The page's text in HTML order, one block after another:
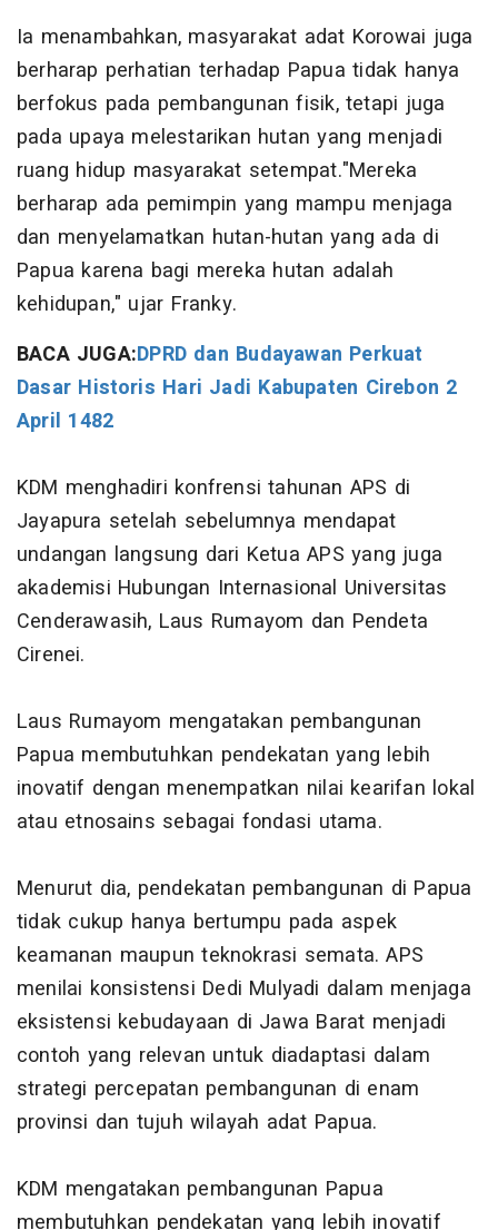
Ia menambahkan, masyarakat adat Korowai juga
berharap perhatian terhadap Papua tidak hanya
berfokus pada pembangunan fisik, tetapi juga
pada upaya melestarikan hutan yang menjadi
ruang hidup masyarakat setempat."Mereka
berharap ada pemimpin yang mampu menjaga
dan menyelamatkan hutan-hutan yang ada di
Papua karena bagi mereka hutan adalah
kehidupan," ujar Franky.
BACA JUGA:DPRD dan Budayawan Perkuat
Dasar Historis Hari Jadi Kabupaten Cirebon 2
April 1482
KDM menghadiri konfrensi tahunan APS di
Jayapura setelah sebelumnya mendapat
undangan langsung dari Ketua APS yang juga
akademisi Hubungan Internasional Universitas
Cenderawasih, Laus Rumayom dan Pendeta
Cirenei.
Laus Rumayom mengatakan pembangunan
Papua membutuhkan pendekatan yang lebih
inovatif dengan menempatkan nilai kearifan lokal
atau etnosains sebagai fondasi utama.
Menurut dia, pendekatan pembangunan di Papua
tidak cukup hanya bertumpu pada aspek
keamanan maupun teknokrasi semata. APS
menilai konsistensi Dedi Mulyadi dalam menjaga
eksistensi kebudayaan di Jawa Barat menjadi
contoh yang relevan untuk diadaptasi dalam
strategi percepatan pembangunan di enam
provinsi dan tujuh wilayah adat Papua.
KDM mengatakan pembangunan Papua
membutuhkan pendekatan yang lebih inovatif